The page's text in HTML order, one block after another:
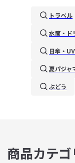
トラベル
水筒・ド
日傘・
夏パジャ
ぶどう
商品カテゴ